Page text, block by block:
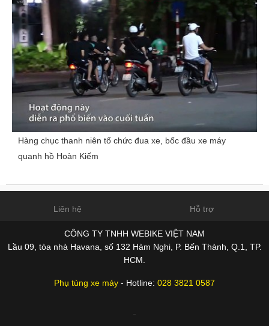
Hàng chục thanh niên tổ chức đua xe, bốc đầu xe máy
quanh hồ Hoàn Kiếm
Liên hệ Hỗ trợ
CÔNG TY TNHH WEBIKE VIỆT NAM
Lầu 09, tòa nhà Havana, số 132 Hàm Nghi, P. Bến Thành, Q.1, TP.
HCM.
Phụ tùng xe máy - Hotline: 028 3821 0587